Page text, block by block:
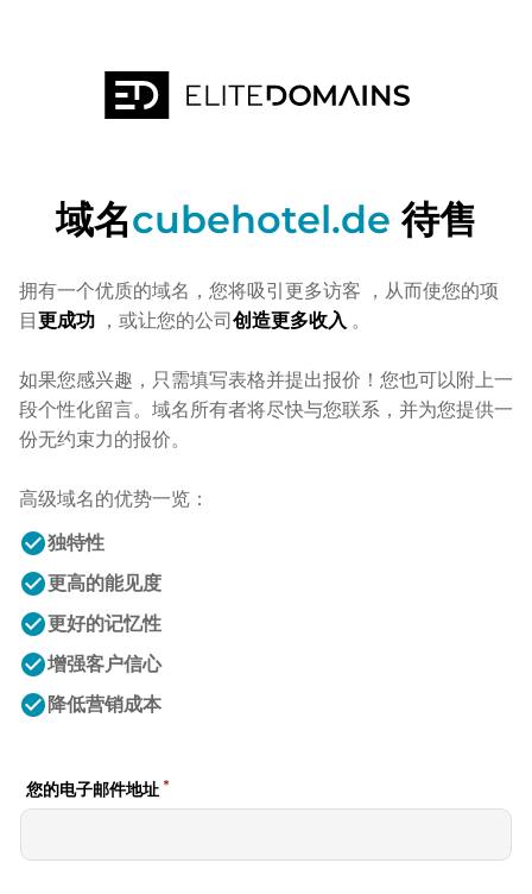
域名cubehotel.de 待售
拥有一个优质的域名，您将吸引更多访客 ，从而使您的项
目更成功 ，或让您的公司创造更多收入 。
如果您感兴趣，只需填写表格并提出报价！您也可以附上一
段个性化留言。域名所有者将尽快与您联系，并为您提供一
份无约束力的报价。
高级域名的优势一览：
check_circle独特性
check_circle更高的能见度
check_circle更好的记忆性
check_circle增强客户信心
check_circle 降低营销成本